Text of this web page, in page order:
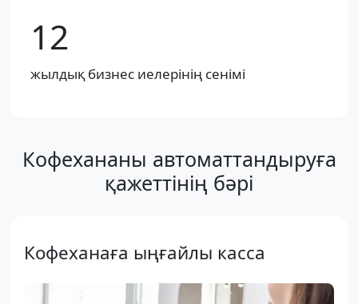
12
жылдық бизнес иелерінің сенімі
Кофехананы автоматтандыруға
қажеттінің бәрі
Кофеханаға ыңғайлы касса